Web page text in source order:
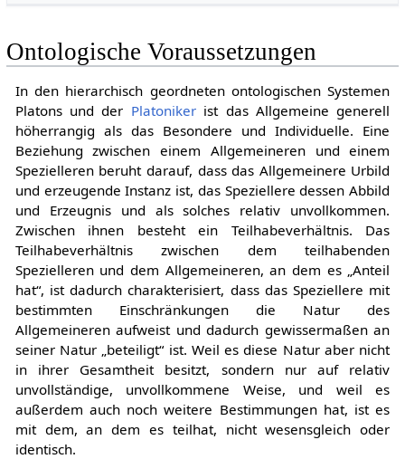
Ontologische Voraussetzungen
In den hierarchisch geordneten ontologischen Systemen
Platons und der Platonikerist das Allgemeine generell
höherrangig als das Besondere und Individuelle. Eine
Beziehung zwischen einem Allgemeineren und einem
Spezielleren beruht darauf, dass das Allgemeinere Urbild
und erzeugende Instanz ist, das Speziellere dessen Abbild
und Erzeugnis und als solches relativ unvollkommen.
Zwischen ihnen besteht ein Teilhabeverhältnis. Das
Teilhabeverhältnis zwischen dem teilhabenden
Spezielleren und dem Allgemeineren, an dem es „Anteil
hat“, ist dadurch charakterisiert, dass das Speziellere mit
bestimmten Einschränkungen die Natur des
Allgemeineren aufweist und dadurch gewissermaßen an
seiner Natur „beteiligt“ ist. Weil es diese Natur aber nicht
in ihrer Gesamtheit besitzt, sondern nur auf relativ
unvollständige, unvollkommene Weise, und weil es
außerdem auch noch weitere Bestimmungen hat, ist es
mit dem, an dem es teilhat, nicht wesensgleich oder
identisch.